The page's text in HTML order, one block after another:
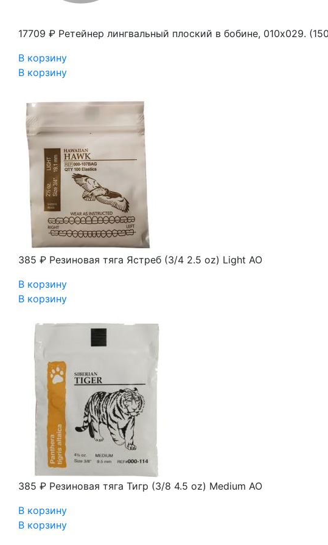
17709 ₽ Ретейнер лингвальный плоский в бобине, 010x029.
В корзину
В корзину
385 ₽ Резиновая тяга Ястреб (3/4 2.5 oz) Light AO
В корзину
В корзину
385 ₽ Резиновая тяга Тигр (3/8 4.5 oz) Medium AO
В корзину
В корзину